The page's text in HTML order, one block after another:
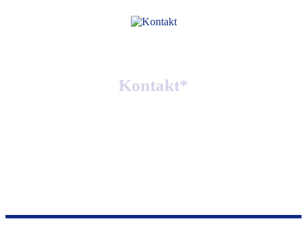
Kontakt*